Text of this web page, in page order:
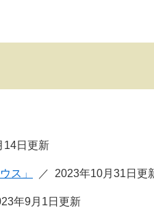
14日更新
ス」 2023年10月31日更
年9月1日更新